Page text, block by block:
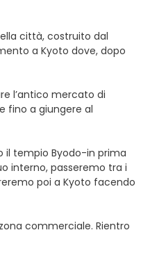
città, costruito dal
a Kyoto dove, dopo
l’antico mercato di
fino a giungere al
il tempio Byodo-in prima
interno, passeremo tra i
poi a Kyoto facendo
commerciale. Rientro